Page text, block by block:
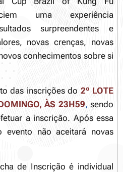
uma experiência
surpreendentes e
novas crenças, novas
conhecimentos sobre si
das inscrições do 2º LOTE
ÀS 23H59, sendo
a inscrição. Após essa
evento não aceitará novas
de Inscrição é individual